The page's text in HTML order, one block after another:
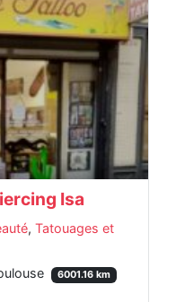
Isa
, Tatouages et
6001.16 km